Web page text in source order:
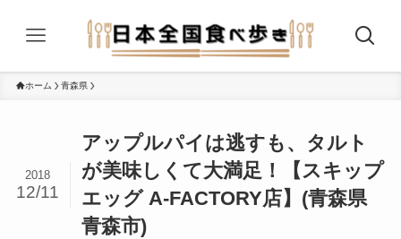
ホーム 青森県
アップルパイは逃すも、タルト
が美味しくて大満足！【スキップ
エッグ A-FACTORY店】(青森県
青森市)
2018
12/11